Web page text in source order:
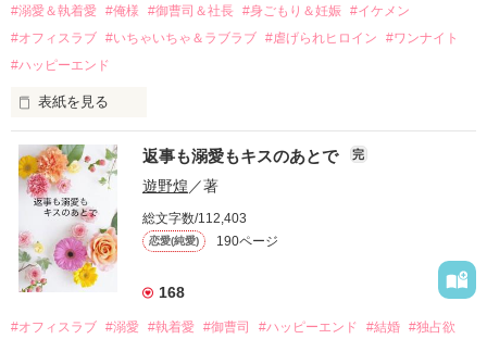
過去の傷から、二度と会いたくないと思っていた哲平に
運命のような再会を果たす。
酔った勢いで一夜を共にしてしまった。
さらに、美桜が初めてだと知った哲平は
『責任をとる、結婚しよう』と真っ直ぐに告げてきた。
戸惑う美桜とは裏腹に、好きという気持ちを隠すことなく
甘やかしてくる。
そんなある日、哲平は美桜がストーカー被害に
遭っていることを知る。
美桜を守るため、哲平は同居を提案してきて――。
夏木美桜(なつきみお)
#溺愛＆執着愛 #俺様 #御曹司＆社長 #身ごもり＆妊娠 #イケメン
#オフィスラブ #いちゃいちゃ＆ラブラブ #虐げられヒロイン
#ワンナイト
#ハッピーエンド
表紙を見る
おかしな噂を流されて前の職場でうまくいかなかった梅田美
桜は、海外で傷心旅行をしていたところ、日本人美青年と出会
い、酒の勢いもあり一夜限りの関係となる。
帰国後、美桜は新しい職場でワンナイトした美青年と再会。
なんと彼の正体は、とある財閥御曹司にも関わらず、一族を離
れて起業した新進気鋭の実業家、社内でも冷徹だと評判な社長
――御影恭司その人だったのだ――！
なぜか恭司から飼い猫の世話係を命じられた美桜は、猫の世
の関係となってしまい――？
返事も溺愛もキスのあとで 完
遊野煌 ／著
総文字数/112,403
恋愛(純愛) 190ページ
168
#オフィスラブ #溺愛 #執着愛 #御曹司 #ハッピーエンド #結婚 #独占欲